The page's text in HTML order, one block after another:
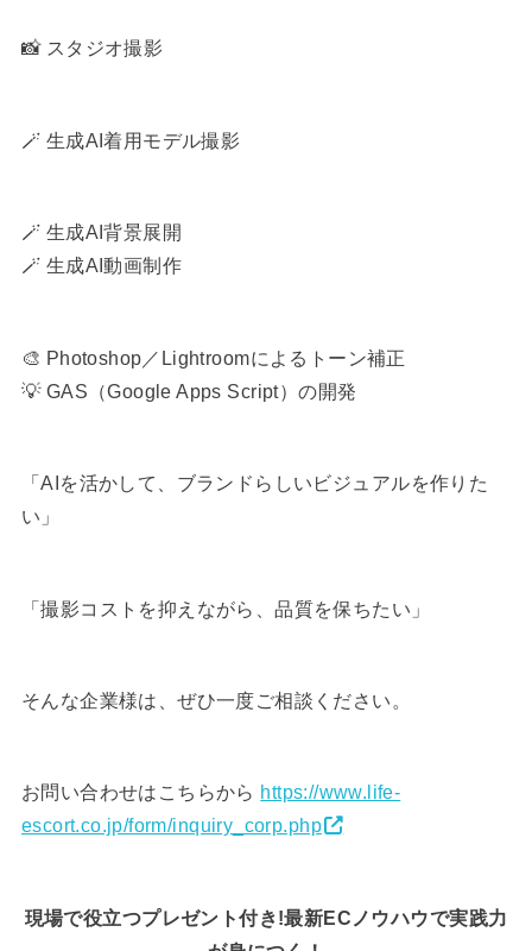
📸 スタジオ撮影
🪄 生成AI着用モデル撮影
🪄 生成AI背景展開
🪄 生成AI動画制作
🎨 Photoshop／Lightroomによるトーン補正
💡 GAS（Google Apps Script）の開発
「AIを活かして、ブランドらしいビジュアルを作りた
い」
「撮影コストを抑えながら、品質を保ちたい」
そんな企業様は、ぜひ一度ご相談ください。
お問い合わせはこちらから https://www.life-
escort.co.jp/form/inquiry_corp.php
現場で役立つプレゼント付き!最新ECノウハウで実践力